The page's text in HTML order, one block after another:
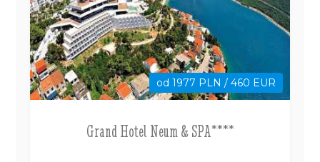
od 1977 PLN / 460 EUR
Grand Hotel Neum & SPA****